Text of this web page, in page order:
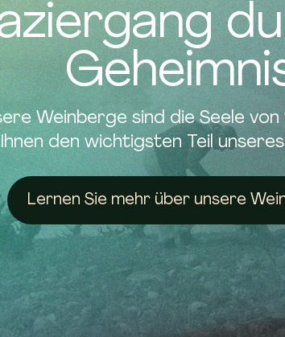
Weinberge sind die Seele
den wichtigsten Teil
Lernen Sie mehr über unsere